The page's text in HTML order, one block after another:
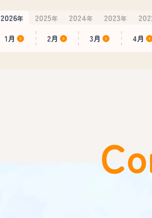
2026年 2025年 2024年 2023年
1月 2月 3月 4月